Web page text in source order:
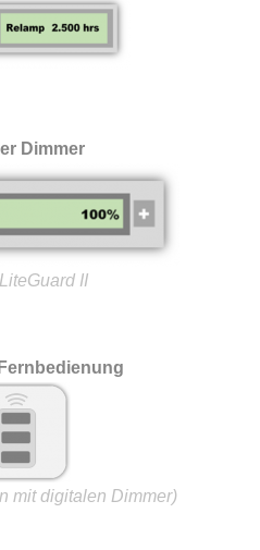
Dimmer
II
mit digitalen Dimmer)